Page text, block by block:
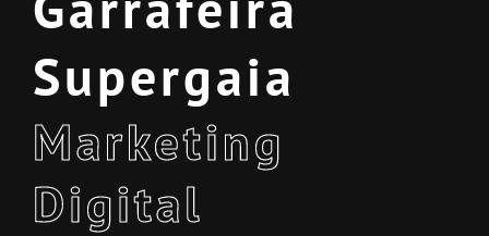
Supergaia
Marketing
Digital